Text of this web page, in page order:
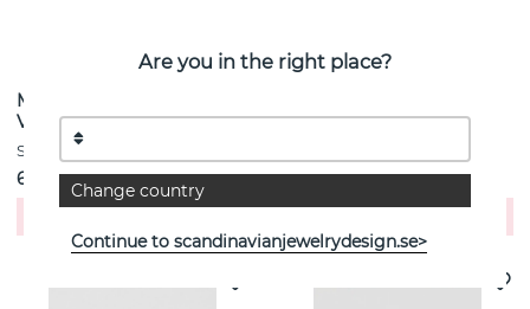
Maria Signature Hoop Mini
Vit Silver
Studio W
690 kr
690 kr
Are you in the right place?
Change country
Continue to scandinavianjewelrydesign.se>